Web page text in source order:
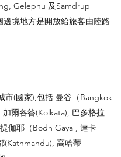
Gelephu 及Samdrup
境地方是開放給旅客由陸路
市(國家),包括 曼谷（Bangkok
爾各答(Kolkata), 巴多格拉
伽耶（Bodh Gaya , 達卡
(Kathmandu), 高哈蒂